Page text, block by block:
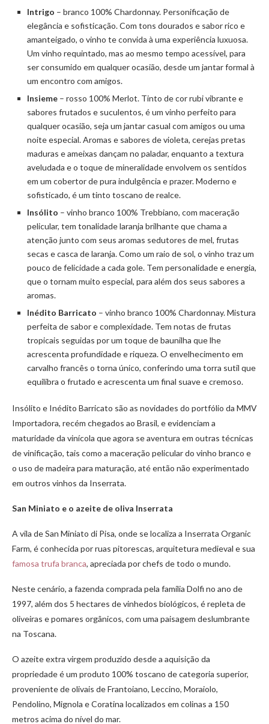
Intrigo – branco 100% Chardonnay. Personificação de
elegância e sofisticação. Com tons dourados e sabor rico e
amanteigado, o vinho te convida à uma experiência luxuosa.
Um vinho requintado, mas ao mesmo tempo acessível, para
ser consumido em qualquer ocasião, desde um jantar formal à
um encontro com amigos.
Insieme – rosso 100% Merlot. Tinto de cor rubi vibrante e
sabores frutados e suculentos, é um vinho perfeito para
qualquer ocasião, seja um jantar casual com amigos ou uma
noite especial. Aromas e sabores de violeta, cerejas pretas
maduras e ameixas dançam no paladar, enquanto a textura
aveludada e o toque de mineralidade envolvem os sentidos
em um cobertor de pura indulgência e prazer. Moderno e
sofisticado, é um tinto toscano de realce.
Insólito – vinho branco 100% Trebbiano, com maceração
pelicular, tem tonalidade laranja brilhante que chama a
atenção junto com seus aromas sedutores de mel, frutas
secas e casca de laranja. Como um raio de sol, o vinho traz um
pouco de felicidade a cada gole. Tem personalidade e energia,
que o tornam muito especial, para além dos seus sabores a
aromas.
Inédito Barricato – vinho branco 100% Chardonnay. Mistura
perfeita de sabor e complexidade. Tem notas de frutas
tropicais seguidas por um toque de baunilha que lhe
acrescenta profundidade e riqueza. O envelhecimento em
carvalho francês o torna único, conferindo uma torra sutil que
equilibra o frutado e acrescenta um final suave e cremoso.
Insólito e Inédito Barricato são as novidades do portfólio da MMV
Importadora, recém chegados ao Brasil, e evidenciam a
maturidade da vinícola que agora se aventura em outras técnicas
de vinificação, tais como a maceração pelicular do vinho branco e
o uso de madeira para maturação, até então não experimentado
em outros vinhos da Inserrata.
San Miniato e o azeite de oliva Inserrata
A vila de San Miniato di Pisa, onde se localiza a Inserrata Organic
Farm, é conhecida por ruas pitorescas, arquitetura medieval e sua
famosa trufa branca, apreciada por chefs de todo o mundo.
Neste cenário, a fazenda comprada pela família Dolfi no ano de
1997, além dos 5 hectares de vinhedos biológicos, é repleta de
oliveiras e pomares orgânicos, com uma paisagem deslumbrante
na Toscana.
O azeite extra virgem produzido desde a aquisição da
propriedade é um produto 100% toscano de categoria superior,
proveniente de olivais de Frantoiano, Leccino, Moraiolo,
Pendolino, Mignola e Coratina localizados em colinas a 150
metros acima do nível do mar.